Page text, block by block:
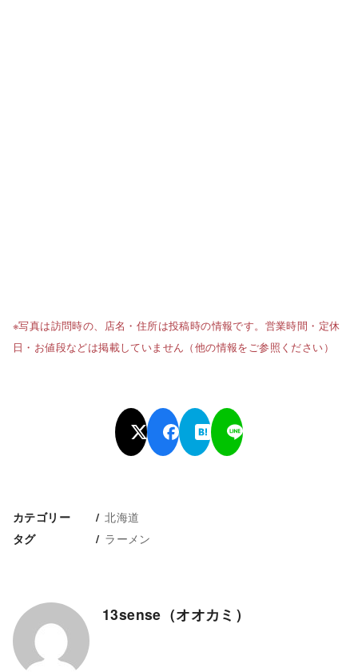
※写真は訪問時の、店名・住所は投稿時の情報です。営業時間・定休
日・お値段などは掲載していません（他の情報をご参照ください）
カテゴリー 北海道
タグ ラーメン
13sense（オオカミ）